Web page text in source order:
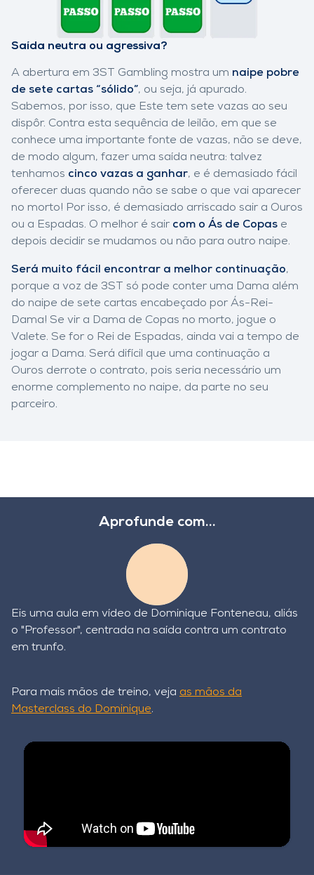
Saída neutra ou agressiva?
A abertura em 3ST Gambling mostra um naipe pobre
de sete cartas “sólido”, ou seja, já apurado.
Sabemos, por isso, que Este tem sete vazas ao seu
dispôr. Contra esta sequência de leilão, em que se
conhece uma importante fonte de vazas, não se deve,
de modo algum, fazer uma saída neutra: talvez
tenhamos cinco vazas a ganhar, e é demasiado fácil
oferecer duas quando não se sabe o que vai aparecer
no morto! Por isso, é demasiado arriscado sair a Ouros
ou a Espadas. O melhor é sair com o Ás de Copas e
depois decidir se mudamos ou não para outro naipe.
Será muito fácil encontrar a melhor continuação,
porque a voz de 3ST só pode conter uma Dama além
do naipe de sete cartas encabeçado por Ás-Rei-
Dama! Se vir a Dama de Copas no morto, jogue o
Valete. Se for o Rei de Espadas, ainda vai a tempo de
jogar a Dama. Será difícil que uma continuação a
Ouros derrote o contrato, pois seria necessário um
enorme complemento no naipe, da parte no seu
parceiro.
Aprofunde com...
Eis uma aula em vídeo de Dominique Fonteneau, aliás
o "Professor", centrada na saída contra um contrato
em trunfo.
Para mais mãos de treino, veja as mãos da
Masterclass do Dominique.